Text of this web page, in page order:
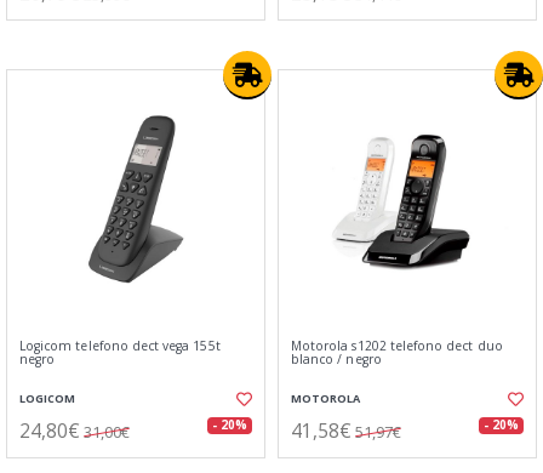
Logicom telefono dect vega 155t
negro
LOGICOM
24,80€ 31,00€ - 20%
Motorola s1202 telefono dect duo
blanco / negro
MOTOROLA
41,58€ 51,97€ - 20%